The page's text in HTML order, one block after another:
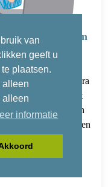
van
geeft u
plaatsen.
alleen
alleen
informatie
in
onderwijs extra
is afgesproken in het
de sociale partners in
Schoolteams bepalen